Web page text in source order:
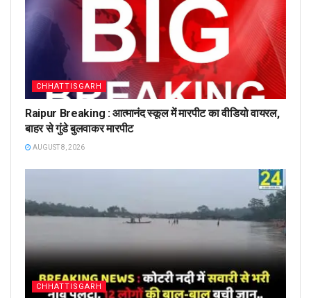
CHHATTISGARH
Raipur Breaking : आत्मानंद स्कूल में मारपीट का वीडियो वायरल,
बाहर से गुंडे बुलवाकर मारपीट
AUGUST 8, 2026
CHHATTISGARH